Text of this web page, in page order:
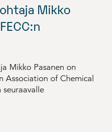
Mikko
Mikko Pasanen on
Association of Chemical